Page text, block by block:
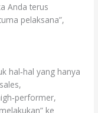
Anda terus
pelaksana”,
hal‐hal yang hanya
ke